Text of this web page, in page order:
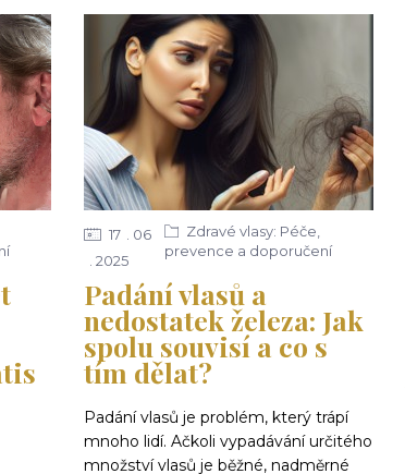
Padání vlasů a
nedostatek železa: Jak
spolu souvisí a co s
tím dělat?
17
06
2025
Zdravé vlasy: Péče,
prevence a doporučení
Padání vlasů je problém, který trápí
mnoho lidí. Ačkoli vypadávání určitého
množství vlasů je běžné, nadměrné